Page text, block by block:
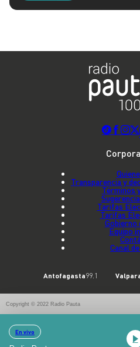
En vivo
Transparencia y
Términos
Tarifas
Tarifas
Equipo
Canal
Antofagasta99.1
Copyright © 2022 Radio Pauta